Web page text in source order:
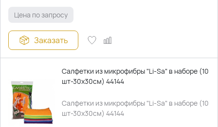
Цена по запросу
Заказать
Салфетки из микрофибры "Li-Sa" в наборе (10
шт-30х30см) 44144
Салфетки из микрофибры "Li-Sa" в наборе (10
шт-30х30см) 44144